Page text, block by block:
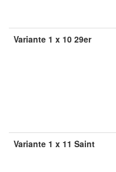
Variante 1 x 10 29er
Variante 1 x 11 Saint